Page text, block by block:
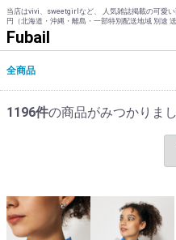
当店はvivi、sweetgirlなど、 人気雑誌掲載の可愛
円（北海道・沖縄・離島・一部特別配送地域 別途
Fubail
全商品
1196件の商品がみつかりまし